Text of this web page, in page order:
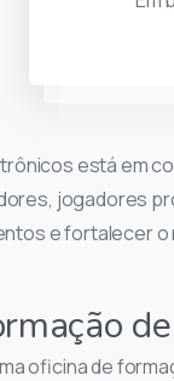
está em
jogadores
e fortalecer
oficina de